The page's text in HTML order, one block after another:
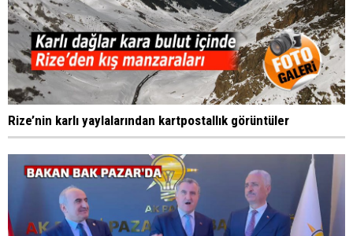
Rize’nin karlı yaylalarından kartpostallık görüntüler